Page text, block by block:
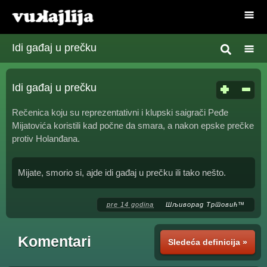
Idi gađaj u prečku
Idi gađaj u prečku
Rečenica koju su reprezentativni i klupski saigrači Peđe
Mijatovića koristili kad počne da smara, a nakon epske prečke
protiv Holanđana.
Mijate, smorio si, ajde idi gađaj u prečku ili tako nešto.
pre 14 godina Шљиворад Тртовић™
Sledeća definicija »
Komentari